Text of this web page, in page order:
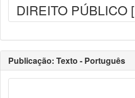
DIREITO PÚBLICO [
Publicação: Texto - Português